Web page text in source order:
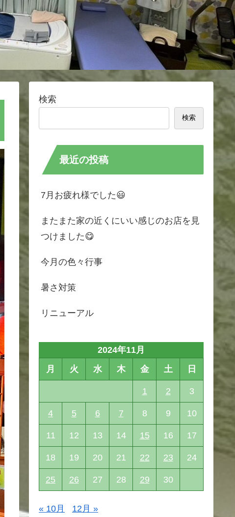
検索
検索
最近の投稿
7月お疲れ様でした😃
またまた家の近くにいい感じのお店を見
つけました😋
今月の色々行事
暑さ対策
リニューアル
2024年11月
月
火 水 木 金 土 日
1 2 3
4 5 6 7 8 9 10
11 12 13 14 15 16 17
18 19 20 21 22 23 24
25 26 27 28 29 30
« 10月 12月 »